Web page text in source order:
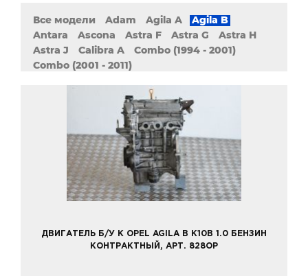
Все модели Adam Agila A
Agila B
Antara
Ascona Astra F Astra G
Astra H
Astra J
Calibra A
Combo (1994 - 2001)
Combo (2001 - 2011)
Frontera A
Kadett Meriva A
Monterey A
Monterey B
Movano A (1998 - 2010)
Omega B
Rekord
Signum
Sintra Speedster Tigra A
Tigra B
Vectra A
Vectra B Vectra C
Vivaro
Zafira A
Zafira B Zafira C
ДВИГАТЕЛЬ Б/У К OPEL AGILA B K10B 1.0 БЕНЗИН
КОНТРАКТНЫЙ, АРТ. 828OP